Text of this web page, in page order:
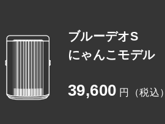
ブルーデオS
にゃんこモデル
39,600 円（税込）